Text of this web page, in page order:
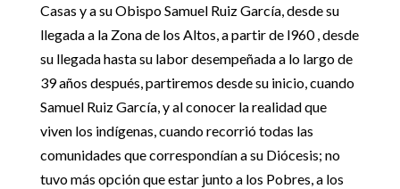
Casas y a su Obispo Samuel Ruiz García, desde su
llegada a la Zona de los Altos, a partir de l960 , desde
su llegada hasta su labor desempeñada a lo largo de
39 años después, partiremos desde su inicio, cuando
Samuel Ruiz García, y al conocer la realidad que
viven los indígenas, cuando recorrió todas las
comunidades que correspondían a su Diócesis; no
tuvo más opción que estar junto a los Pobres, a los